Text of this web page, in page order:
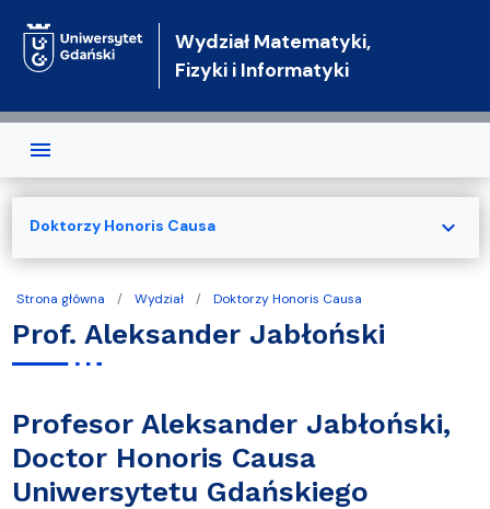
Wydział Matematyki,
Fizyki i Informatyki
Strona główna Wydział Doktorzy Honoris Causa
Prof. Aleksander Jabłoński
Profesor Aleksander Jabłoński,
Doctor Honoris Causa
Uniwersytetu Gdańskiego
Doktorzy Honoris Causa expand_more